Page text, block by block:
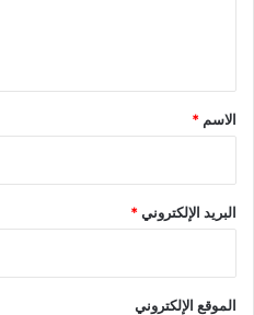
*
الاسم *
البريد الإلكتروني*
الموقع الإلكتروني